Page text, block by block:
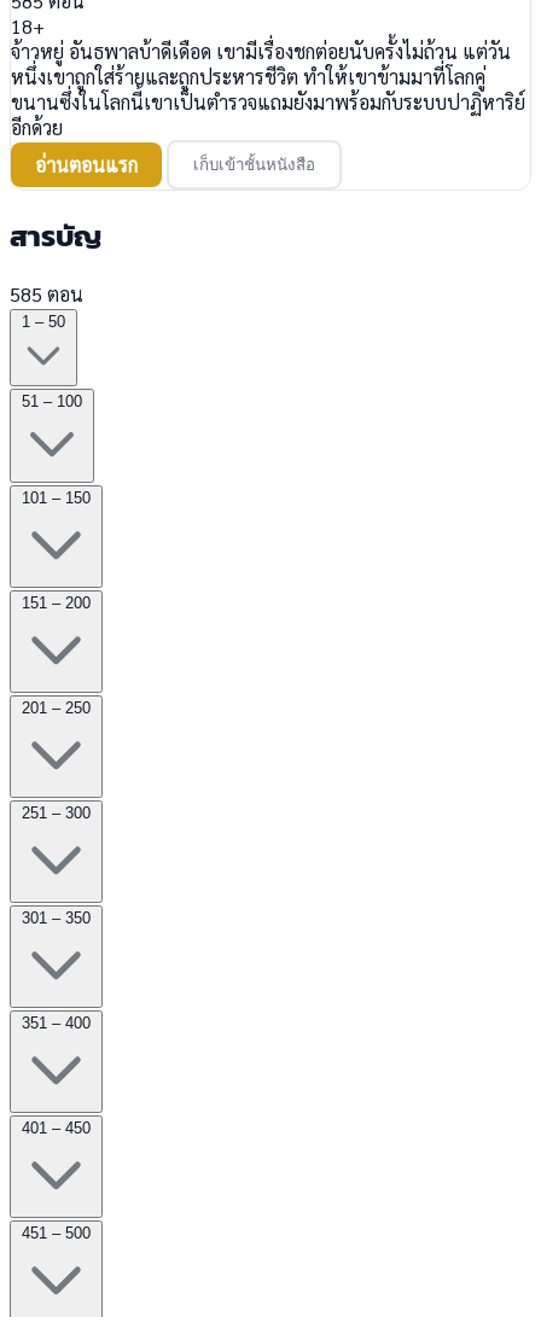
18+
จ้าวหยู่ อันธพาลบ้าดีเดือด เขามีเรื่องชกต่อยนับครั้งไม่ถ้วน แต่วัน
หนึ่งเขาถูกใส่ร้ายและถูกประหารชีวิต ทำให้เขาข้ามมาที่โลกคู่
ขนานซึ่งในโลกนี้เขาเป็นตำรวจแถมยังมาพร้อมกับระบบปาฏิหาริย์
อีกด้วย
อ่านตอนแรก
เก็บเข้าชั้นหนังสือ
สารบัญ
585 ตอน
1 – 50
51 – 100
101 – 150
151 – 200
201 – 250
251 – 300
301 – 350
351 – 400
401 – 450
451 – 500